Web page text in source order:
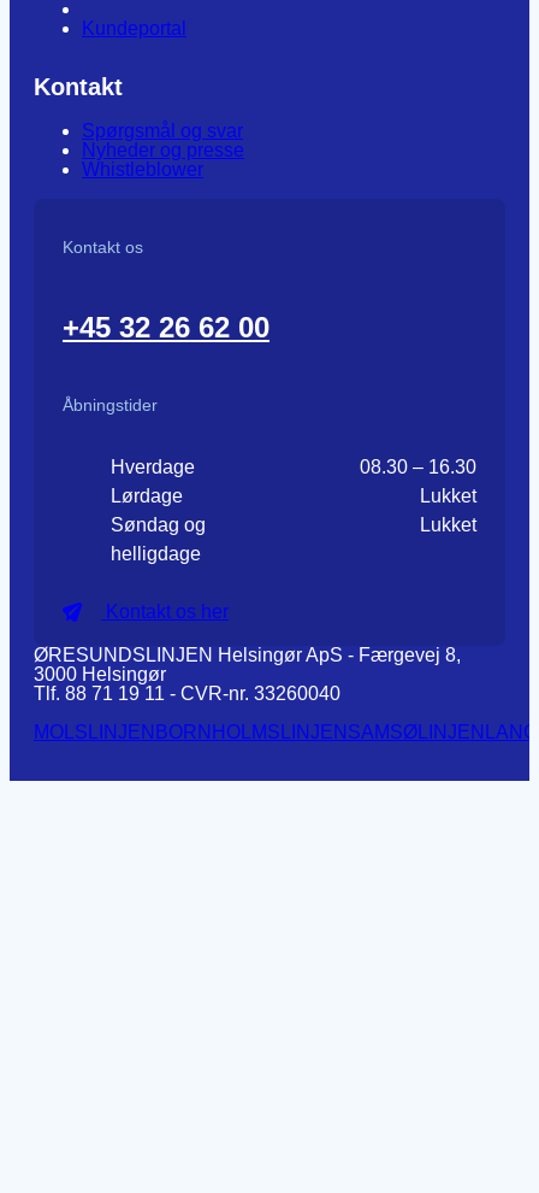
Kundeportal
Kontakt
Spørgsmål og svar
Nyheder og presse
Whistleblower
Kontakt os
+45 32 26 62 00
Åbningstider
Hverdage
08.30 – 16.30
Lørdage
Lukket
Søndag og
helligdage
Lukket
Kontakt os her
ØRESUNDSLINJEN Helsingør ApS - Færgevej 8,
3000 Helsingør
Tlf. 88 71 19 11 - CVR-nr. 33260040
MOLSLINJEN BORNHOLMSLINJEN SAMSØLINJEN